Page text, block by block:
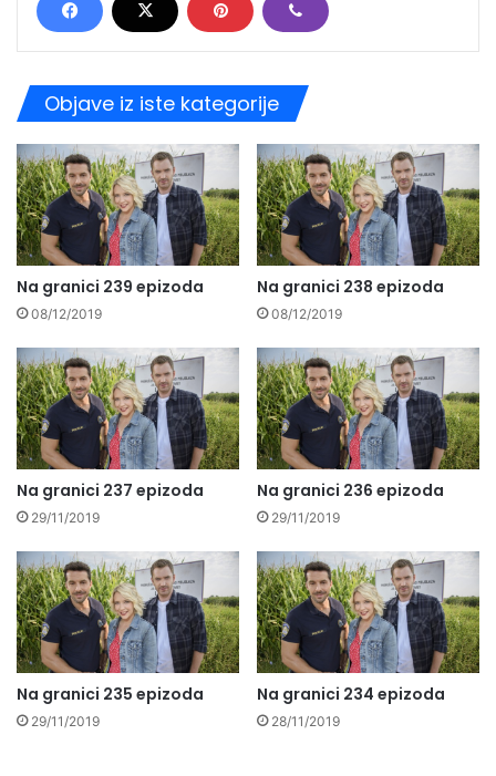
Objave iz iste kategorije
Na granici 239 epizoda
08/12/2019
Na granici 238 epizoda
08/12/2019
Na granici 237 epizoda
29/11/2019
Na granici 236 epizoda
29/11/2019
Na granici 235 epizoda
29/11/2019
Na granici 234 epizoda
28/11/2019